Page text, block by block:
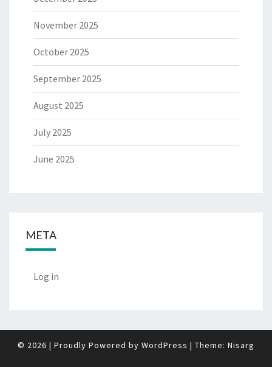
November 2025
October 2025
September 2025
August 2025
July 2025
June 2025
META
Log in
© 2026 | Proudly Powered by WordPress | Theme: Nisarg